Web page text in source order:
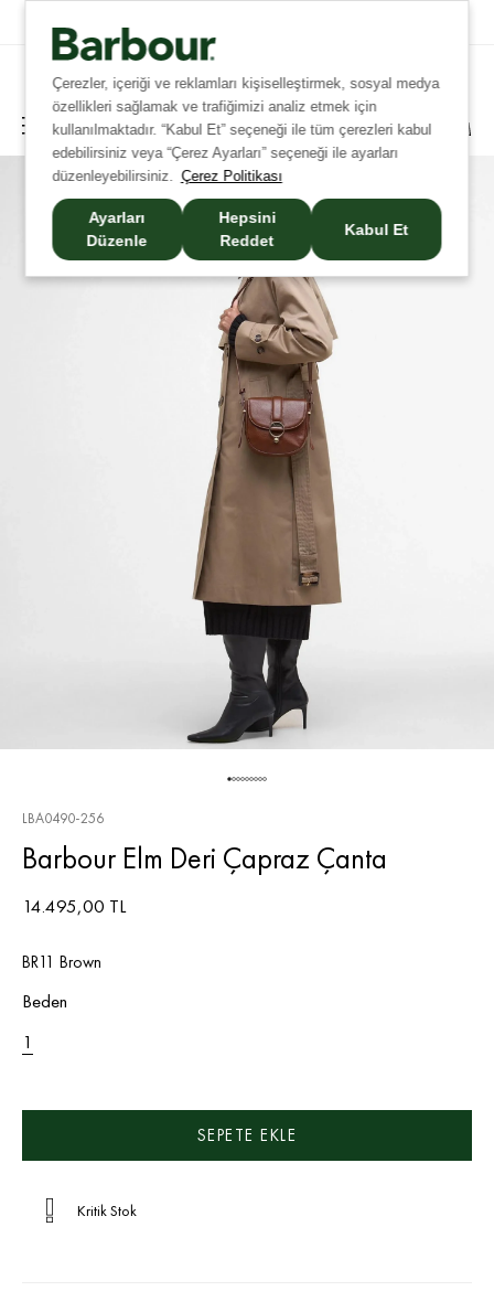
Çerezler, içeriği ve reklamları kişiselleştirmek, sosyal medya
özellikleri sağlamak ve trafiğimizi analiz etmek için
kullanılmaktadır. “Kabul Et” seçeneği ile tüm çerezleri kabul
edebilirsiniz veya “Çerez Ayarları” seçeneği ile ayarları
düzenleyebilirsiniz. Çerez Politikası
Ayarları
Düzenle
Hepsini
Reddet
Kabul Et
LBA0490-256
Barbour Elm Deri Çapraz Çanta
14.495,00 TL
BR11 Brown
Beden
1
Kritik Stok